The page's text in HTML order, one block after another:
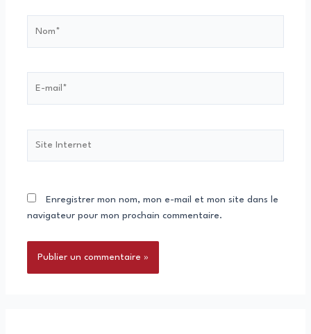
Enregistrer mon nom, mon e-mail et mon site dans le
navigateur pour mon prochain commentaire.